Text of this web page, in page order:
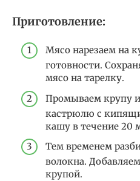
Приготовление:
Мясо нарезаем на
готовности.
мясо на тарелку.
Промываем крупу
кастрюлю с
кашу в течение 20
Тем временем
волокна.
крупой.